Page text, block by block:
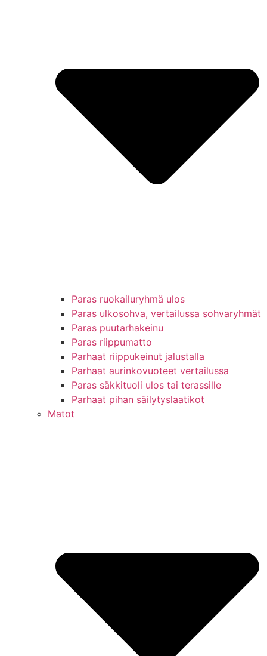
Paras ruokailuryhmä ulos
Paras ulkosohva, vertailussa sohvaryhmät
Paras puutarhakeinu
Paras riippumatto
Parhaat riippukeinut jalustalla
Parhaat aurinkovuoteet vertailussa
Paras säkkituoli ulos tai terassille
Parhaat pihan säilytyslaatikot
Matot